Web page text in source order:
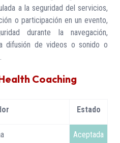
a la seguridad del servicios,
o participación en un evento,
durante la navegación,
difusión de videos o sonido o
Coaching
Estado
Aceptada